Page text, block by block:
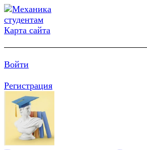
Карта сайта
Войти
Регистрация